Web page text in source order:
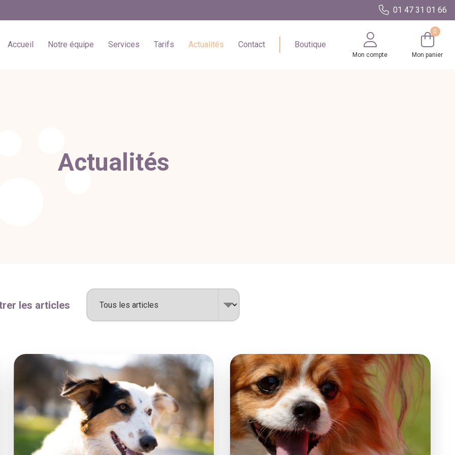
01 47 31 01 66
Accueil Notre équipe Services Tarifs Actualités Contact Boutique
Mon compte
0
Mon panier
Actualités
les articles